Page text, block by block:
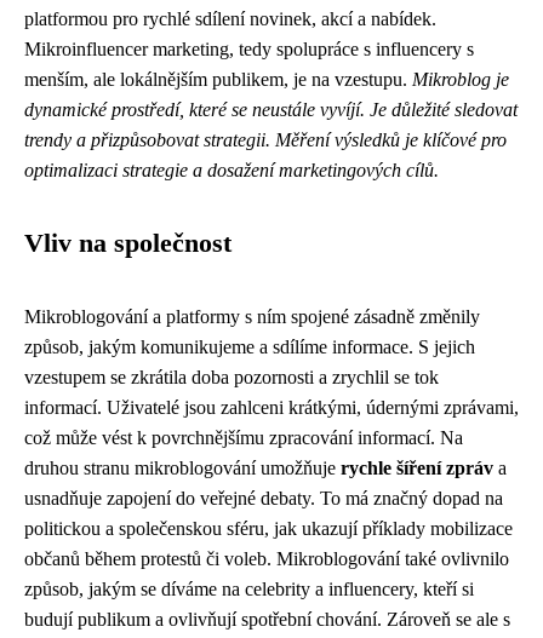
platformou pro rychlé sdílení novinek, akcí a nabídek.
Mikroinfluencer marketing, tedy spolupráce s influencery s
menším, ale lokálnějším publikem, je na vzestupu. Mikroblog je
dynamické prostředí, které se neustále vyvíjí. Je důležité sledovat
trendy a přizpůsobovat strategii. Měření výsledků je klíčové pro
optimalizaci strategie a dosažení marketingových cílů.
Vliv na společnost
Mikroblogování a platformy s ním spojené zásadně změnily
způsob, jakým komunikujeme a sdílíme informace. S jejich
vzestupem se zkrátila doba pozornosti a zrychlil se tok
informací. Uživatelé jsou zahlceni krátkými, údernými zprávami,
což může vést k povrchnějšímu zpracování informací. Na
druhou stranu mikroblogování umožňuje rychle šíření zpráv a
usnadňuje zapojení do veřejné debaty. To má značný dopad na
politickou a společenskou sféru, jak ukazují příklady mobilizace
občanů během protestů či voleb. Mikroblogování také ovlivnilo
způsob, jakým se díváme na celebrity a influencery, kteří si
budují publikum a ovlivňují spotřební chování. Zároveň se ale s